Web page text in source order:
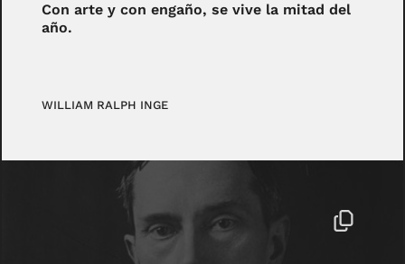
Con arte y con engaño, se vive la mitad del
año.
WILLIAM RALPH INGE